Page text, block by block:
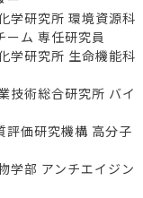
究所 環境資源科
ーム 専任研究員
究所 生命機能科
総合研究所 バイ
研究機構 高分子
アンチエイジン